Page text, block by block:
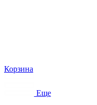
Корзина
Еще